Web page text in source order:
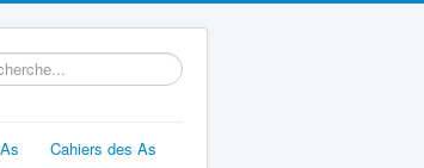
Cahiers des As